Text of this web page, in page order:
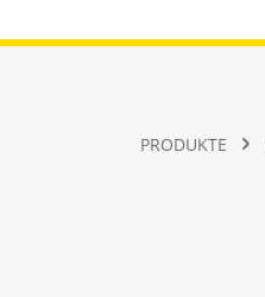
PRODUKTE